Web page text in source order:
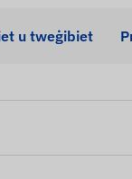
u tweġibiet